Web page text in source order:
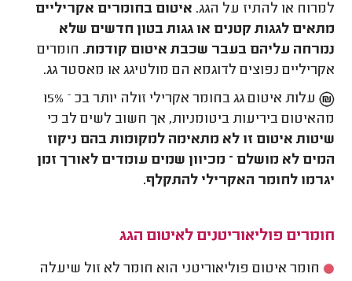
למרוח או להתיז על הגג. איטום בחומרים אקריליים
מתאים לגגות קטנים או גגות בטון חדשים שלא
נמרחה עליהם בעבר שכבת איטום קודמת. חומרים
אקריליים נפוצים לדוגמא הם מולטיגג או מאסטר גג.
עלות איטום גג בחומר אקרילי זולה יותר בכ – 15%
מהאיטום ביריעות ביטומניות, אך חשוב לשים לב כי
שיטות איטום זו לא מתאימה למקומות בהם ניקוז
המים לא מושלם – מכיוון שמים עומדים לאורך זמן
יגרמו לחומר האקרילי להתקלף.
חומרים פוליאוריטנים לאיטום הגג
חומר איטום פוליאוריטני הוא חומר לא זול שיעלה